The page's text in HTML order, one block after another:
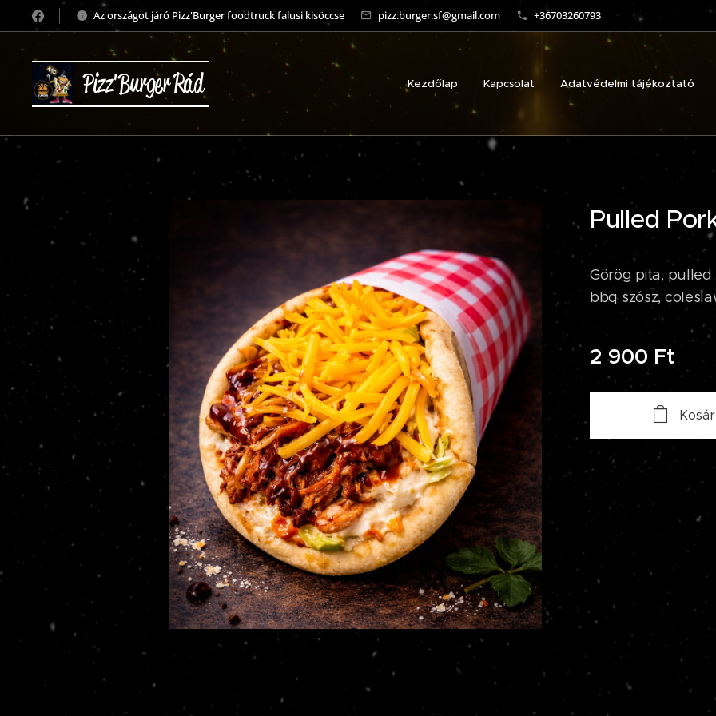
Az országot járó Pizz'Burger foodtruck falusi kisöccse pizz.burger.sf@gmail.com +36703260793
Pizz'Burger Rád Kezdőlap Kapcsolat Adatvédelmi tájékoztató
Pulled
Görög pita,
bbq szósz,
2 900 Ft